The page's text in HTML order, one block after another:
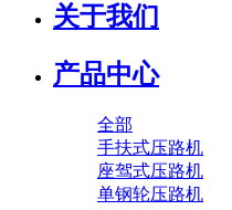
关于我们
产品中心
全部
手扶式压路机
座驾式压路机
单钢轮压路机